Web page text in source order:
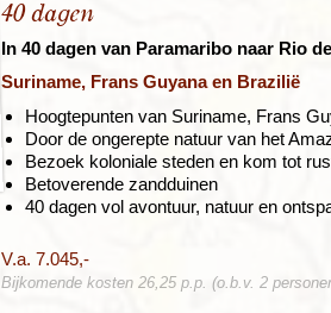
40 dagen
In 40 dagen van Paramaribo naar Rio
Suriname, Frans Guyana en Brazilië
Hoogtepunten van Suriname, Frans
Door de ongerepte natuur van het
Bezoek koloniale steden en kom tot
Betoverende zandduinen
40 dagen vol avontuur, natuur en
V.a. 7.045,-
Bijkomende kosten 26,25 p.p. (o.b.v. 2